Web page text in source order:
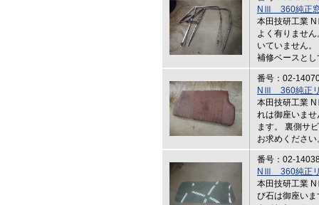
NⅢ 360純正
本田技研工業
よく有りませ
いていません
補修ベースと
番号：02-
NⅢ 360純正
本田技研工業
れは御座いま
ます。 裏側サ
お求めください
番号：02-
NⅢ 360純正
本田技研工業
び石は御座い